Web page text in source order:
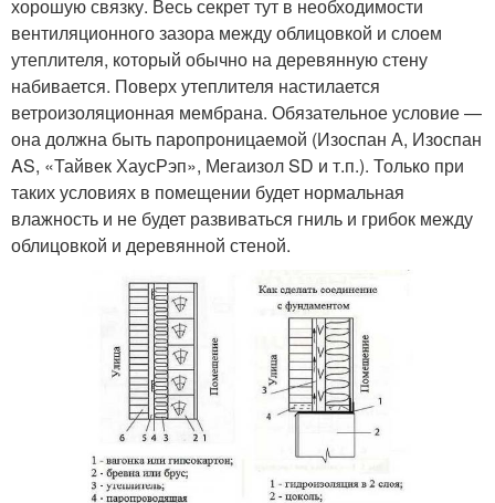
хорошую связку. Весь секрет тут в необходимости
вентиляционного зазора между облицовкой и слоем
утеплителя, который обычно на деревянную стену
набивается. Поверх утеплителя настилается
ветроизоляционная мембрана. Обязательное условие —
она должна быть паропроницаемой (Изоспан А, Изоспан
AS, «Тайвек ХаусРэп», Мегаизол SD и т.п.). Только при
таких условиях в помещении будет нормальная
влажность и не будет развиваться гниль и грибок между
облицовкой и деревянной стеной.